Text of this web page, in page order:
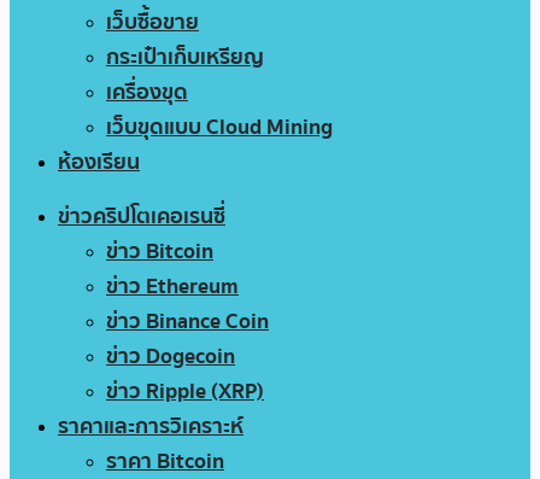
เว็บซื้อขาย
กระเป๋าเก็บเหรียญ
เครื่องขุด
เว็บขุดแบบ Cloud Mining
ห้องเรียน
ข่าวคริปโตเคอเรนซี่
ข่าว Bitcoin
ข่าว Ethereum
ข่าว Binance Coin
ข่าว Dogecoin
ข่าว Ripple (XRP)
ราคาและการวิเคราะห์
ราคา Bitcoin